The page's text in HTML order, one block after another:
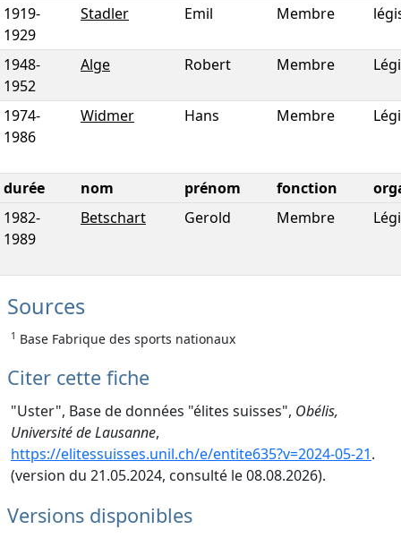
1919-
1929
Stadler Emil Membre
1948-
1952
Alge Robert Membre
1974-
1986
Widmer Hans Membre
durée nom prénom fonction
1982-
1989
Betschart Gerold Membre
Sources
1 Base Fabrique des sports nationaux
Citer cette fiche
"Uster", Base de données "élites suisses", Obélis,
Université de Lausanne,
https://elitessuisses.unil.ch/e/entite635?v=2024-05-21.
(version du 21.05.2024, consulté le 08.08.2026).
Versions disponibles